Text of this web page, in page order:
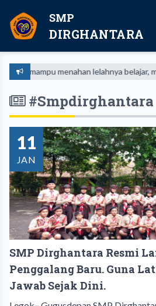
SMP
DIRGHANTARA
menahan lelahnya belajar, maka
#Smpdirghantara
11
JAN
SMP Dirghantara Resmi
Penggalang Baru. Guna
Jawab Sejak Dini.